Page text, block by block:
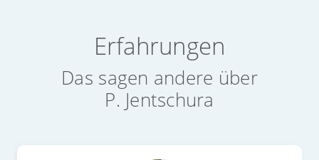
Erfahrungen
Das sagen andere über
P. Jentschura